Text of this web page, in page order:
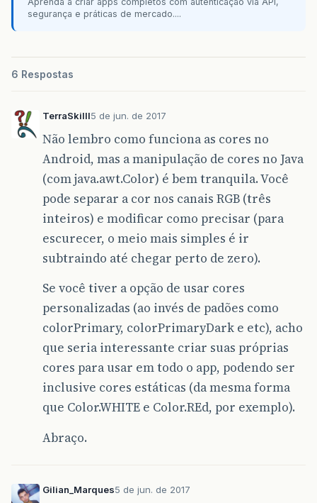
segurança e práticas de mercado....
6 Respostas
TerraSkilll5 de jun. de 2017
Não lembro como funciona as cores no
Android, mas a manipulação de cores no Java
(com java.awt.Color) é bem tranquila. Você
pode separar a cor nos canais RGB (três
inteiros) e modificar como precisar (para
escurecer, o meio mais simples é ir
subtraindo até chegar perto de zero).
Se você tiver a opção de usar cores
personalizadas (ao invés de padões como
colorPrimary, colorPrimaryDark e etc), acho
que seria interessante criar suas próprias
cores para usar em todo o app, podendo ser
inclusive cores estáticas (da mesma forma
que Color.WHITE e Color.REd, por exemplo).
Abraço.
Gilian_Marques5 de jun. de 2017